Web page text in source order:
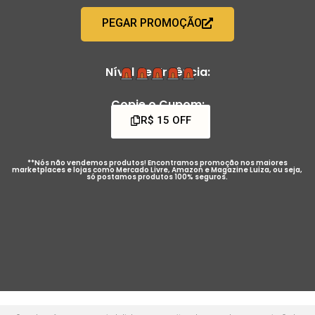
PEGAR PROMOÇÃO
Nível de Urgência:
Copie o Cupom:
R$ 15 OFF
**Nós não vendemos produtos! Encontramos promoção nos maiores
marketplaces e lojas como Mercado Livre, Amazon e Magazine Luiza, ou seja,
só postamos produtos 100% seguros.